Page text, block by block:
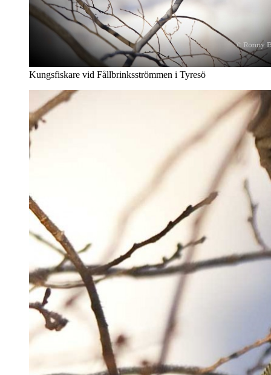
Kungsfiskare vid Fållbrinksströmmen i Tyresö